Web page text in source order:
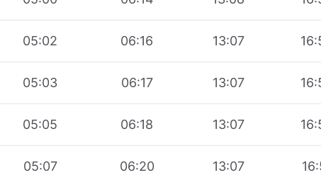
05:02 06:16 13:07
05:03 06:17 13:07
05:05 06:18 13:07
05:07 06:20 13:07